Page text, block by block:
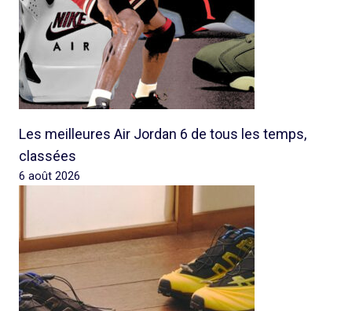
Les meilleures Air Jordan 6 de tous les temps,
classées
6 août 2026